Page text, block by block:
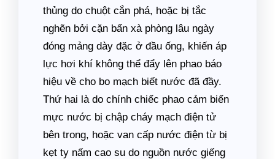
thủng do chuột cắn phá, hoặc bị tắc
nghẽn bởi cặn bẩn xà phòng lâu ngày
đóng mảng dày đặc ở đầu ống, khiến áp
lực hơi khí không thể đẩy lên phao báo
hiệu về cho bo mạch biết nước đã đầy.
Thứ hai là do chính chiếc phao cảm biến
mực nước bị chập cháy mạch điện tử
bên trong, hoặc van cấp nước điện từ bị
kẹt ty nấm cao su do nguồn nước giếng